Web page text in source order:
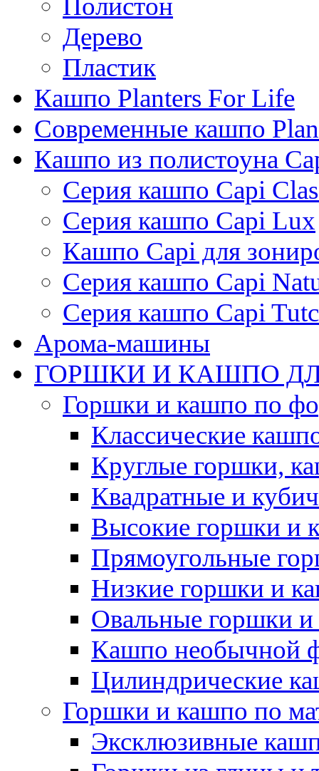
Полистон
Дерево
Пластик
Кашпо Planters For Life
Современные кашпо
Кашпо из полистоуна
Серия кашпо Capi
Серия кашпо Capi Lux
Кашпо Capi для
Серия кашпо Capi
Серия кашпо Capi
Арома-машины
ГОРШКИ И КАШПО
Горшки и кашпо по
Классические
Круглые горшки,
Квадратные и
Высокие горшки и
Прямоугольные
Низкие горшки и
Овальные горшки
Кашпо необычной
Цилиндрические
Горшки и кашпо по
Эксклюзивные